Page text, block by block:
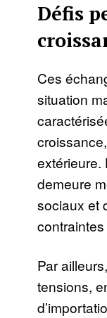
Défis
Ces
situation
extérieure.
demeure
sociaux et
Par
tensions,